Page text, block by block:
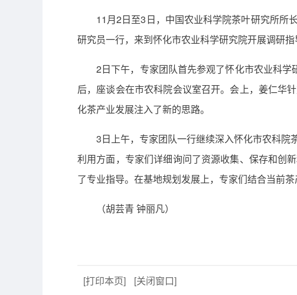
11月2日至3日，中国农业科学院茶叶研究所所
研究员一行，来到怀化市农业科学研究院开展调研指
2日下午，专家团队首先参观了怀化市农业科
后，座谈会在市农科院会议室召开。会上，姜仁华
化茶产业发展注入了新的思路。
3日上午，专家团队一行继续深入怀化市农科
利用方面，专家们详细询问了资源收集、保存和创
了专业指导。在基地规划发展上，专家们结合当前
（胡芸青 钟丽凡）
[打印本页] [关闭窗口]